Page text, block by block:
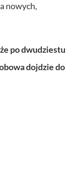
nowych,
po dwudziestu
dojdzie do